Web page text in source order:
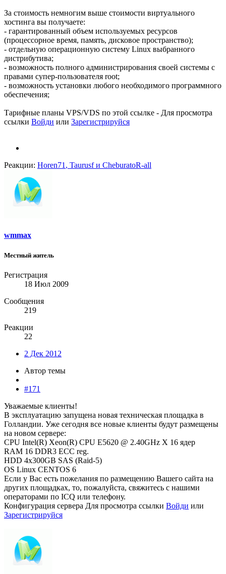
За стоимость немногим выше стоимости виртуального
хостинга вы получаете:
- гарантированный объем используемых ресурсов
(процессорное время, память, дисковое пространство);
- отдельную операционную систему Linux выбранного
дистрибутива;
- возможность полного администрирования своей системы с
правами супер-пользователя root;
- возможность установки любого необходимого программного
обеспечения;
Тарифные планы VPS/VDS по этой ссылке - Для просмотра
ссылки Войди или Зарегистрируйся
Реакции: Horen71 , Taurusfи CheburatoR-all
wmmax
Местный житель
Регистрация
18 Июл 2009
Сообщения
219
Реакции
22
2 Дек 2012
Автор темы
#171
Уважаемые клиенты!
В эксплуатацию запущена новая техническая площадка в
Голландии. Уже сегодня все новые клиенты будут размещены
на новом сервере:
CPU Intel(R) Xeon(R) CPU E5620 @ 2.40GHz X 16 ядер
RAM 16 DDR3 ECC reg.
HDD 4x300GB SAS (Raid-5)
ОS Linux CENTOS 6
Если у Вас есть пожелания по размещению Вашего сайта на
других площадках, то, пожалуйста, свяжитесь с нашими
операторами по ICQ или телефону.
Конфигурация сервера Для просмотра ссылки Войди или
Зарегистрируйся